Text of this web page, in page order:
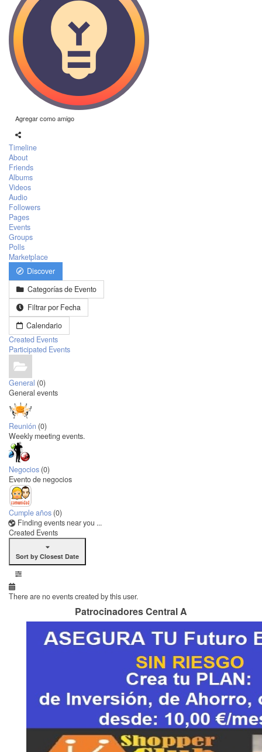
Agregar como amigo
Timeline
About
Friends
Albums
Videos
Audio
Followers
Pages
Events
Groups
Polls
Marketplace
Discover
Categorías de Evento
Filtrar por Fecha
Calendario
Created Events
Participated Events
General (0)
General events
Reunión (0)
Weekly meeting events.
Negocios (0)
Evento de negocios
Cumple años (0)
Finding events near you ...
Created Events
Sort by Closest Date
There are no events created by this user.
Patrocinadores Central A